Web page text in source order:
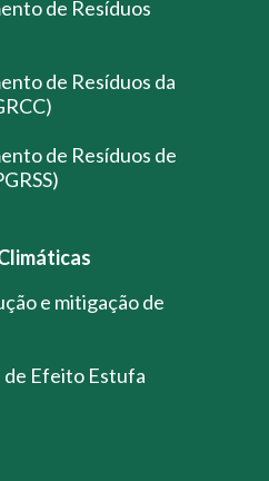
de Resíduos
de Resíduos da
de Resíduos de
e mitigação de
de Efeito Estufa